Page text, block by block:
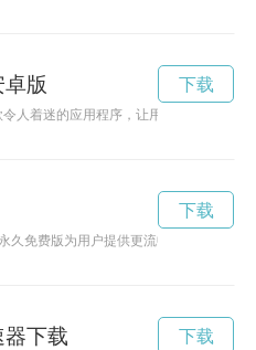
版
人着迷的应用程序，让用户可以探寻各
下载
久免费版为用户提供更流畅的观看体验
下载
器下载 下载